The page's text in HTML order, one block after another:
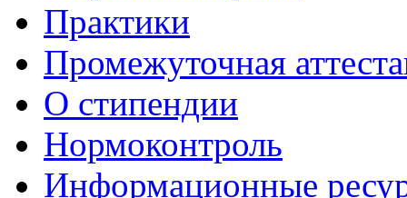
Практики
Промежуточная
О стипендии
Нормоконтроль
Информационные